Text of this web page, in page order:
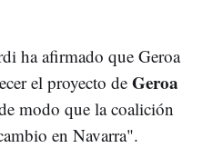
ha afirmado que Geroa
el proyecto de Geroa
modo que la coalición
en Navarra".